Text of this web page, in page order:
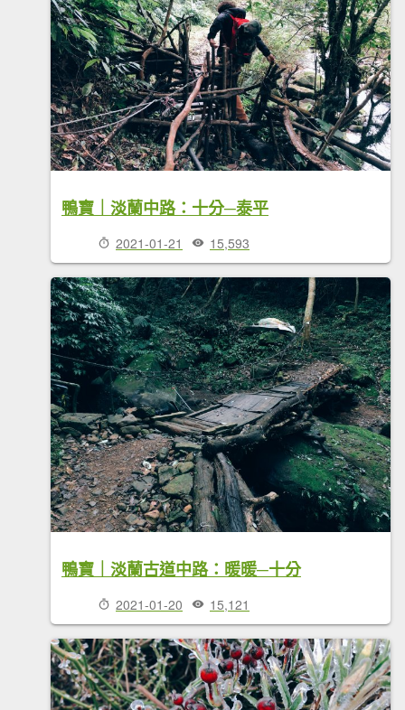
鴨寶｜淡蘭中路：十分─泰平
2021-01-21 15,593
鴨寶｜淡蘭古道中路：暖暖─十分
2021-01-20 15,121